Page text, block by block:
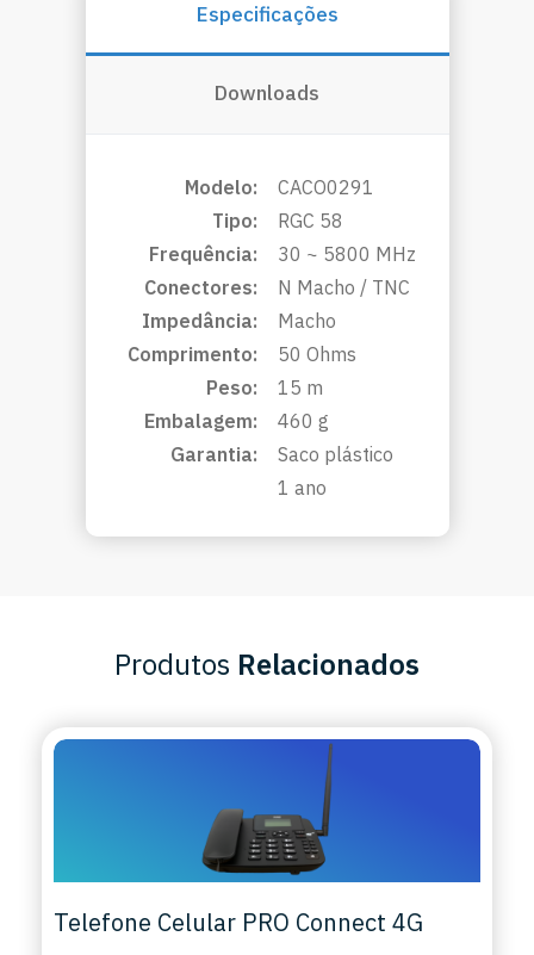
Especificações
Downloads
Modelo:
Tipo:
Frequência:
Conectores:
Impedância:
Comprimento:
Peso:
Embalagem:
Garantia:
CACO0291
RGC 58
30 ~ 5800 MHz
N Macho / TNC
Macho
50 Ohms
15 m
460 g
Saco plástico
1 ano
Produtos Relacionados
Telefone Celular PRO Connect 4G